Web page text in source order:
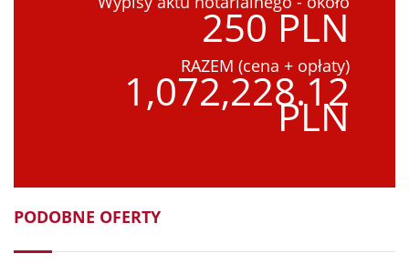
250 PLN
RAZEM (cena + opłaty)
1,072,228.12
PLN
PODOBNE OFERTY